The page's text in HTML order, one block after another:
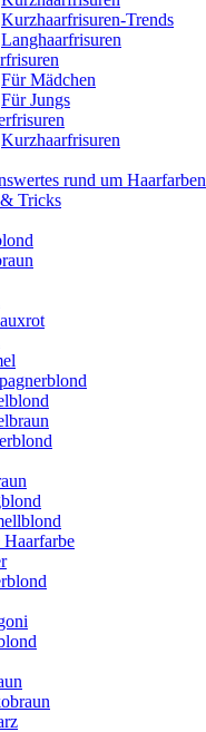
Kurzhaarfrisuren-Trends
Langhaarfrisuren
Für Mädchen
Für Jungs
Kurzhaarfrisuren
rund um Haarfarben
Tricks